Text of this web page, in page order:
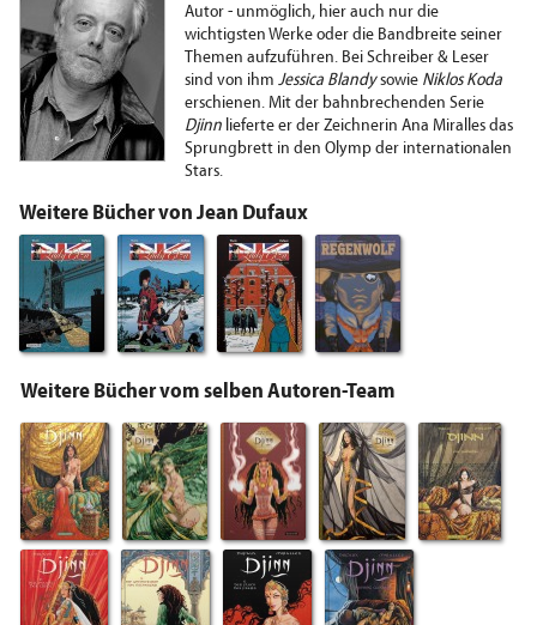
Autor - unmöglich, hier auch nur die
wichtigsten Werke oder die Bandbreite seiner
Themen aufzuführen. Bei Schreiber & Leser
sind von ihm Jessica Blandysowie Niklos Koda
erschienen. Mit der bahnbrechenden Serie
Djinn lieferte er der Zeichnerin Ana Miralles das
Sprungbrett in den Olymp der internationalen
Stars.
Weitere Bücher von Jean Dufaux
Weitere Bücher vom selben Autoren-Team